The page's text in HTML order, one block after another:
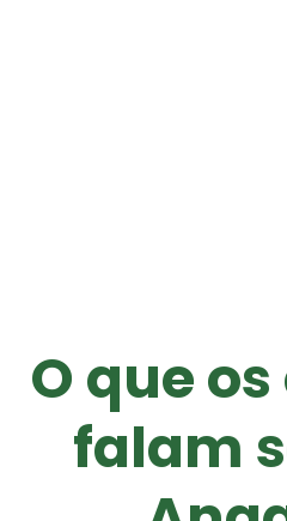
O que
falam